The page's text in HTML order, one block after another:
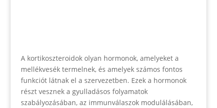
A kortikoszteroidok olyan hormonok, amelyeket a
mellékvesék termelnek, és amelyek számos fontos
funkciót látnak el a szervezetben. Ezek a hormonok
részt vesznek a gyulladásos folyamatok
szabályozásában, az immunválaszok modulálásában,